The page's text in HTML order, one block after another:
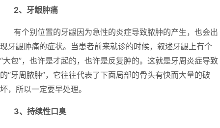
2、牙龈肿痛
有个别位置的牙龈因为急性的炎症导致脓肿的产生，也会出
现牙龈肿痛的症状。当患者前来就诊的时候，叙述牙龈上有个
“大包”，也许是才起的，也许是反复肿的。这就是牙周炎症导致
的“牙周脓肿”，它往往代表了下面局部的骨头有快而大量的破
坏，所以一定要早处理。
3、持续性口臭